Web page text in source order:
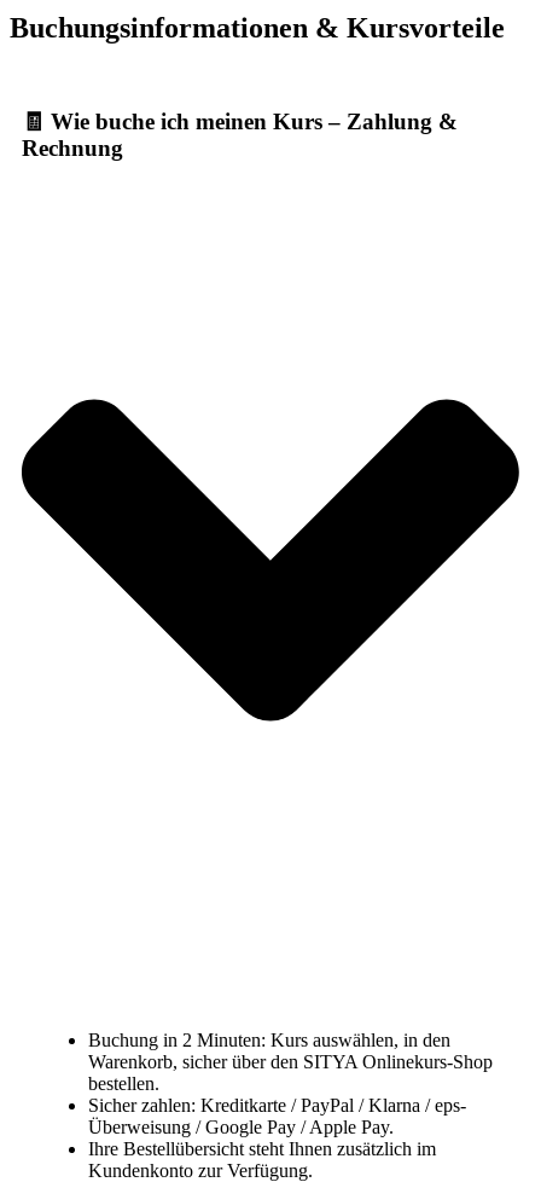
Buchungsinformationen & Kursvorteile
🧾 Wie buche ich meinen Kurs – Zahlung &
Rechnung
Buchung in 2 Minuten: Kurs auswählen, in den
Warenkorb, sicher über den SITYA Onlinekurs-Shop
bestellen.
Sicher zahlen: Kreditkarte / PayPal / Klarna / eps-
Überweisung / Google Pay / Apple Pay.
Ihre Bestellübersicht steht Ihnen zusätzlich im
Kundenkonto zur Verfügung.